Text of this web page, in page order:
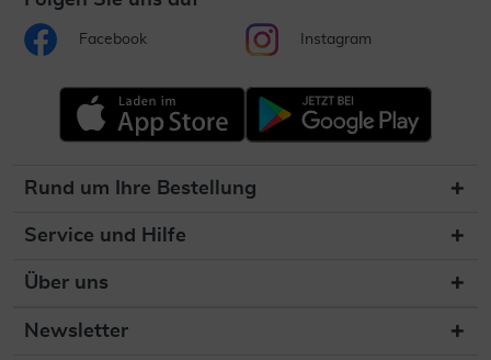
Facebook Instagram
Rund um Ihre Bestellung
Service und Hilfe
Über uns
Newsletter